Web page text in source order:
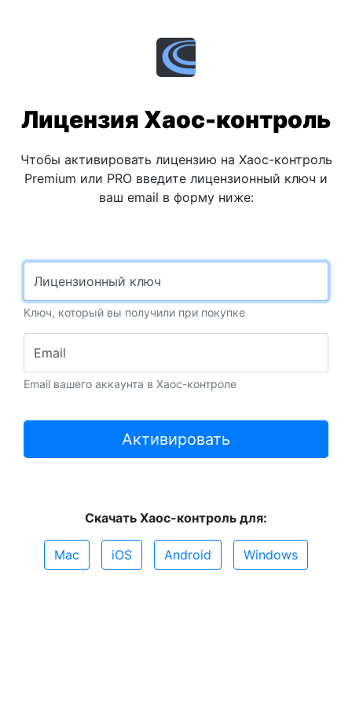
Лицензия Хаос-контроль
Чтобы активировать лицензию на Хаос-контроль
Premium или PRO введите лицензионный ключ и
ваш email в форму ниже:
Лицензионный ключ
Ключ, который вы получили при покупке
Email
Email вашего аккаунта в Хаос-контроле
Активировать
Скачать Хаос-контроль для:
Mac iOS Android Windows